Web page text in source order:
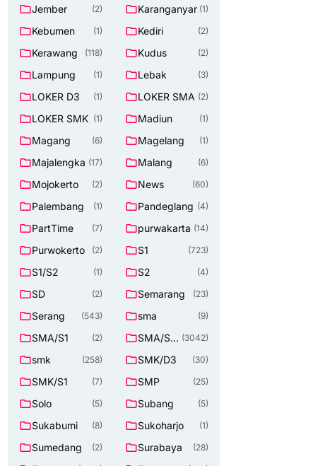
Jember (2) Karanganyar (1)
Kebumen (1) Kediri (2)
Kerawang (118) Kudus (2)
Lampung (1) Lebak (3)
LOKER D3 (1) LOKER SMA (2)
LOKER SMK (1) Madiun (1)
Magang (6) Magelang (1)
Majalengka (17) Malang (6)
Mojokerto (2) News (60)
Palembang (1) Pandeglang (4)
PartTime (7) purwakarta (14)
Purwokerto (2) S1 (723)
S1/S2 (1) S2 (4)
SD (2) Semarang (23)
Serang (543) sma (9)
SMA/S1 (2)
SMA/SM (3042)
smk (258) SMK/D3 (30)
SMK/S1 (7) SMP (25)
Solo (5) Subang (5)
Sukabumi (8) Sukoharjo (1)
Sumedang (2) Surabaya (28)